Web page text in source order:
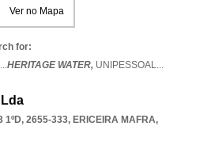
Ver no Mapa
for:
HERITAGE WATER, UNIPESSOAL...
1ºD, 2655-333, ERICEIRA MAFRA,